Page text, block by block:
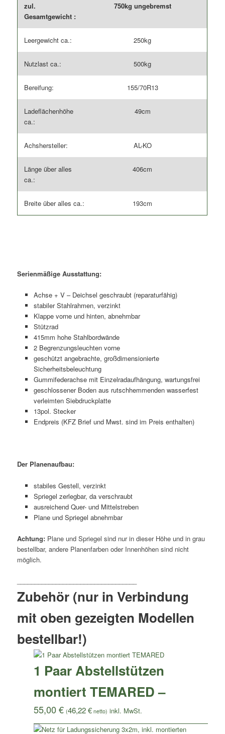
zul.
Gesamtgewicht :
750kg ungebremst
Leergewicht ca.: 250kg
Nutzlast ca.: 500kg
Bereifung: 155/70R13
Ladeflächenhöhe
ca.:
49cm
Achshersteller: AL-KO
Länge über alles
ca.:
406cm
Breite über alles ca.: 193cm
Serienmäßige Ausstattung:
Achse + V – Deichsel geschraubt (reparaturfähig)
stabiler Stahlrahmen, verzinkt
Klappe vorne und hinten, abnehmbar
Stützrad
415mm hohe Stahlbordwände
2 Begrenzungsleuchten vorne
geschützt angebrachte, großdimensionierte
Sicherheitsbeleuchtung
Gummifederachse mit Einzelradaufhängung, wartungsfrei
geschlossener Boden aus rutschhemmenden wasserfest
verleimten Siebdruckplatte
13pol. Stecker
Endpreis (KFZ Brief und Mwst. sind im Preis enthalten)
Der Planenaufbau:
stabiles Gestell, verzinkt
Spriegel zerlegbar, da verschraubt
ausreichend Quer- und Mittelstreben
Plane und Spriegel abnehmbar
Achtung: Plane und Spriegel sind nur in dieser Höhe und in grau
bestellbar, andere Planenfarben oder Innenhöhen sind nicht
möglich.
Zubehör (nur in Verbindung
mit oben gezeigten Modellen
bestellbar!)
1 Paar Abstellstützen
montiert TEMARED –
55,00€ (46,22€netto)